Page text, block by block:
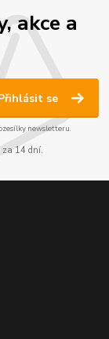
akce a
se
newsletteru.
za 14 dní.